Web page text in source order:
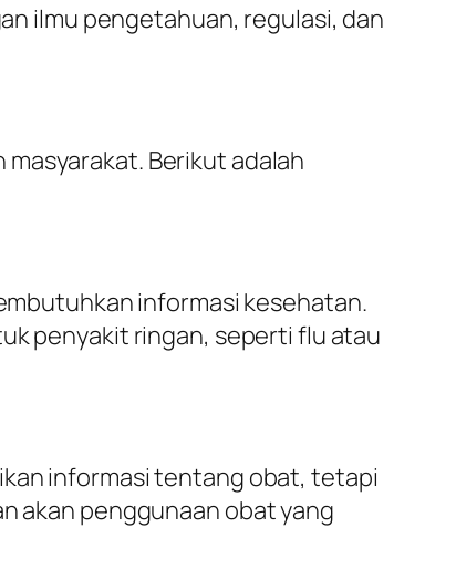
ilmu pengetahuan, regulasi, dan
Berikut adalah
informasi kesehatan.
penyakit ringan, seperti flu atau
informasi tentang obat, tetapi
akan penggunaan obat yang